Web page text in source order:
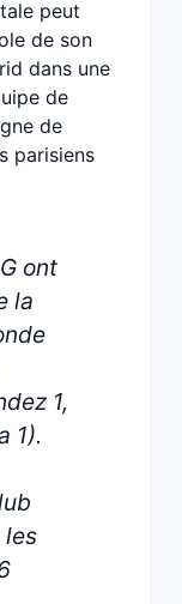
peut
de son
dans une
de
de
parisiens
ont
la
1,
1).
les